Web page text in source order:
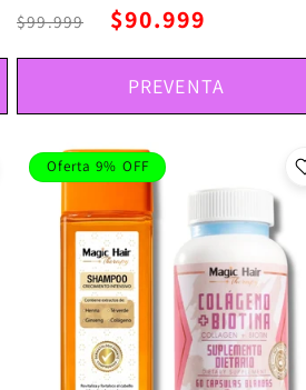
totales
$99.999 $90.999
PREVENTA
Oferta 9% OFF